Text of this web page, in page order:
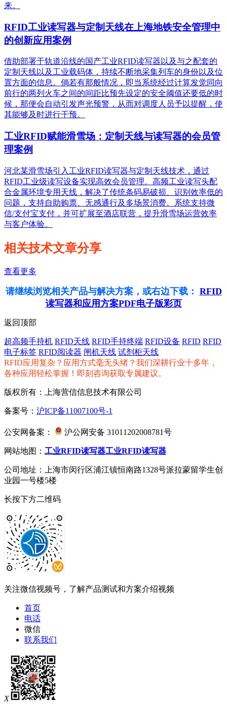
来。
RFID工业读写器与定制天线在上海地铁安全管理中
的创新应用案例
借助部署于轨道沿线的国产工业RFID读写器以及与之配套的
定制天线以及工业载码体，持续不断地采集列车的身份以及位
置方面的信息。倘若有那般情况，即当系统经过计算发觉同向
前行的两列火车之间的间距比预先设定的安全阈值还要低的时
候，那便会自动引发声光预警，从而对调度人员予以提醒，使
其能够及时进行干预。
工业RFID赋能滑雪场：定制天线与读写器的会员管
理案例
河北某滑雪场引入工业RFID读写器与定制天线技术，通过
RFID工业级读写设备实现高效会员管理。高频工业读写头配
合金属环境专用天线，解决了传统条码易破损、识别效率低的
问题，支持自助购票、无感通行及多场景消费。系统支持微
信/支付宝支付，并可扩展至酒店联营，提升滑雪场运营效率
与客户体验。
相关技术文章分享
查看更多
请继续浏览相关产品与解决方案，或右边下载： RFID
读写器和应用方案PDF电子版彩页
返回顶部
超高频手持机 RFID天线 RFID手持终端 RFID设备 RFID RFID
电子标签 RFID阅读器 闸机天线 试剂柜天线
RFID应用复杂？应用方式毫无头绪？我们深耕行业十多年，
各种应用轻松掌握！即刻咨询获取专属建议。
版权所有：上海营信信息技术有限公司
备案号： 沪ICP备11007100号-1
公安网备案： 沪公网安备 31011202008781号
网站地图： 工业RFID读写器工业RFID读写器
公司地址：上海市闵行区浦江镇恒南路1328号派拉蒙留学生创
业园一号楼5楼
长按下方二维码
关注微信视频号，了解产品测试和方案介绍视频
首页
电话
微信
联系我们
X